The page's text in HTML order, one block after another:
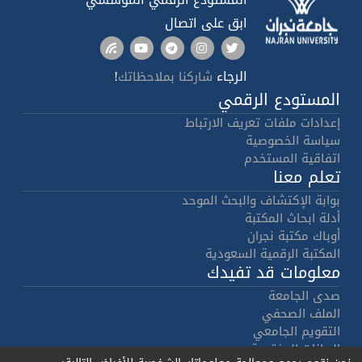
ابق على اتصال
الرجاء شاركنا بملاحظاتك!
المستودع الرقمي
إعدادات ملفات تعريف الارتباط
سياسة الخصوصية
اتفاقية المستخدم
تعلم معنا
بوابة الإكتشاف والبحث الموحد
أدلة ابحاث المكتبة
أوباك مكتبة نجران
المكتبة الرقمية السعودية
معلومات قد تفيدك
صدى الجامعة
الملف الصحفي
التقويم الجامعي
البيانات المفتوحة